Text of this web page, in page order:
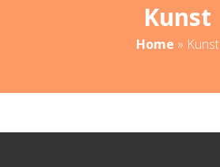
Kunst
Home » Kunst